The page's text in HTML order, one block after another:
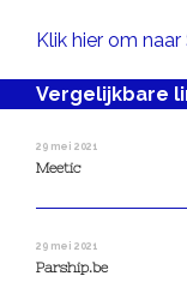
Klik hier om
Vergelijkbare
29 mei 2021
Meetic
29 mei 2021
Parship.be